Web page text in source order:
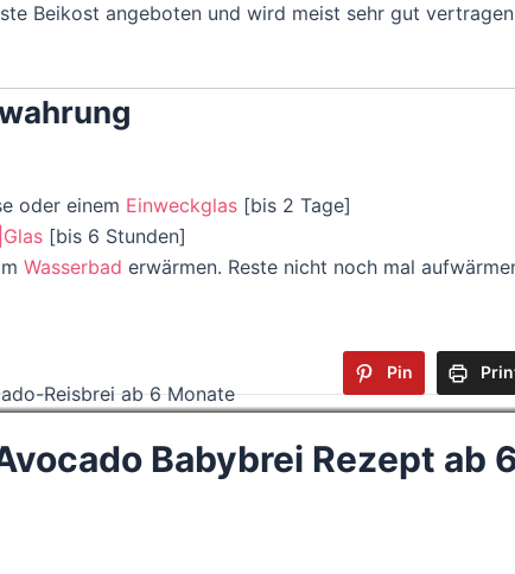
Beikost angeboten und wird meist sehr gut vertragen
oder einem Einweckglas [bis 2 Tage]
[bis 6 Stunden]
Wasserbad erwärmen. Reste nicht noch mal
Pin
Babybrei Rezept ab